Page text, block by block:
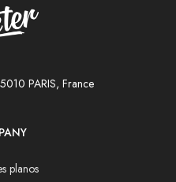
PARIS, France
planos